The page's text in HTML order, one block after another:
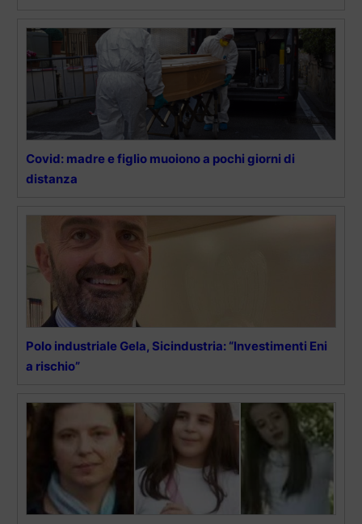
Covid: madre e figlio muoiono a pochi giorni di
distanza
Polo industriale Gela, Sicindustria: “Investimenti Eni
a rischio”